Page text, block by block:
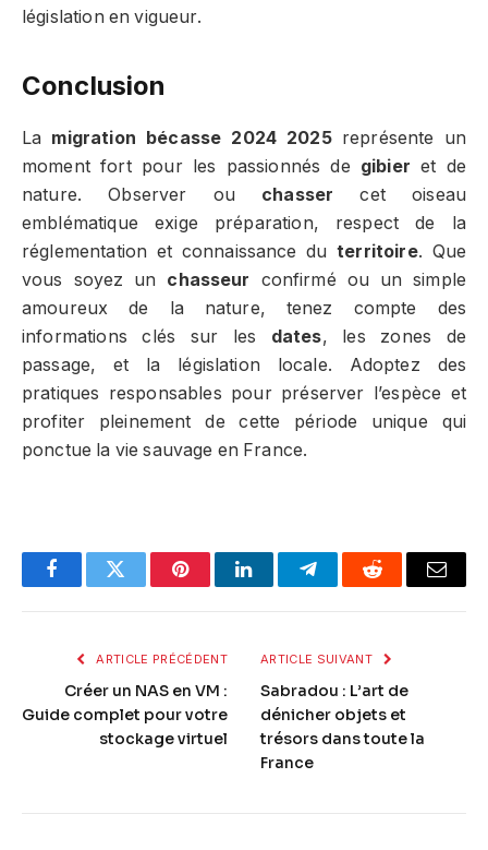
législation en vigueur.
Conclusion
La migration bécasse 2024 2025représente un
moment fort pour les passionnés de gibier et de
nature. Observer ou chasser cet oiseau
emblématique exige préparation, respect de la
réglementation et connaissance duterritoire. Que
vous soyez un chasseur confirmé ou un simple
amoureux de la nature, tenez compte des
informations clés sur les dates, les zones de
passage, et la législation locale. Adoptez des
pratiques responsables pour préserver l’espèce et
profiter pleinement de cette période unique qui
ponctue la vie sauvage en France.
FacebookTwitter PinterestLinkedInTelegramReddit Email
ARTICLE PRÉCÉDENT
Créer un NAS en VM :
Guide complet pour votre
stockage virtuel
ARTICLE SUIVANT
Sabradou : L’art de
dénicher objets et
trésors dans toute la
France